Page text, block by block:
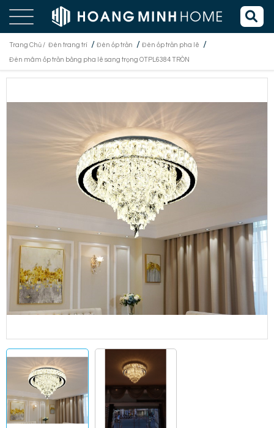
Trang Chủ / Đèn trang trí / Đèn ốp trần / Đèn ốp trần pha lê /
Đèn mâm ốp trần bằng pha lê sang trọng OTPL6384 TRÒN